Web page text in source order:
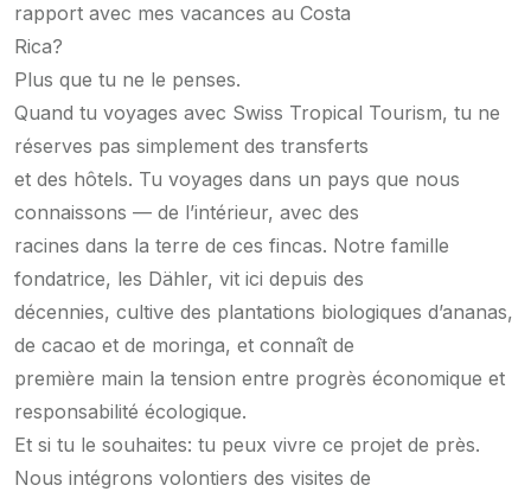
rapport avec mes vacances au Costa
Rica?
Plus que tu ne le penses.
Quand tu voyages avec Swiss Tropical Tourism, tu ne
réserves pas simplement des transferts
et des hôtels. Tu voyages dans un pays que nous
connaissons — de l’intérieur, avec des
racines dans la terre de ces fincas. Notre famille
fondatrice, les Dähler, vit ici depuis des
décennies, cultive des plantations biologiques d’ananas,
de cacao et de moringa, et connaît de
première main la tension entre progrès économique et
responsabilité écologique.
Et si tu le souhaites: tu peux vivre ce projet de près.
Nous intégrons volontiers des visites de